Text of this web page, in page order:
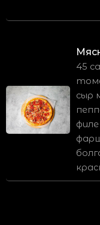
45
сыр